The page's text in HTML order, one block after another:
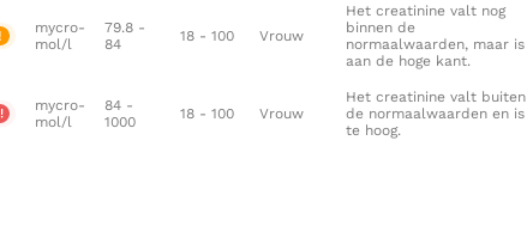
mycro-
mol/l
79.8 -
84
18 - 100 Vrouw
Het creatinine valt nog
binnen de
normaalwaarden, maar is
aan de hoge kant.
mycro-
mol/l
84 -
1000
18 - 100 Vrouw
Het creatinine valt buiten
de normaalwaarden en is
te hoog.